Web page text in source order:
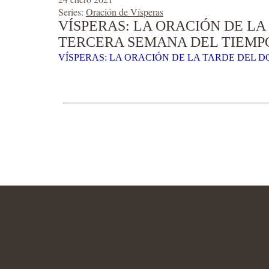
Series: Oración de Vísperas
VÍSPERAS: LA ORACIÓN DE
TERCERA SEMANA DEL
VÍSPERAS: LA ORACIÓN DE LA TARDE DEL